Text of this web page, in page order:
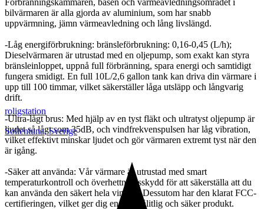
bilvärmaren är alla gjorda av aluminium, som har snabb
uppvärmning, jämn värmeavledning och lång livslängd.
-Låg energiförbrukning: bränsleförbrukning: 0,16-0,45 (L/h);
Dieselvärmaren är utrustad med en oljepump, som exakt kan styra
bränsleinloppet, uppnå full förbränning, spara energi och samtidigt
fungera smidigt. En full 10L/2,6 gallon tank kan driva din värmare i
upp till 100 timmar, vilket säkerställer låga utsläpp och långvarig
drift.
-Ultra-lågt brus: Med hjälp av en tyst fläkt och ultratyst oljepump är
ljudet så lågt som 35dB, och vindfrekvenspulsen har låg vibration,
vilket effektivt minskar ljudet och gör värmaren extremt tyst när den
är igång.
-Säker att använda: Vår värmare är utrustad med smart
temperaturkontroll och överhettningsskydd för att säkerställa att du
kan använda den säkert hela vintern. Dessutom har den klarat FCC-
certifieringen, vilket ger dig en mer pålitlig och säker produkt.
roligstation
Sollentuna,Sverige